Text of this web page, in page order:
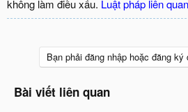
không làm điều xấu. Luật pháp liên quan
Bạn phải đăng nhập hoặc đăng ký
Bài viết liên quan